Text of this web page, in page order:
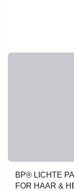
BP® LICHTE
FOR HAAR &